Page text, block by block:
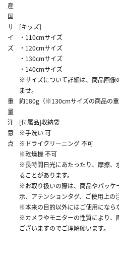
産
国
サ
イ
ズ
[キッズ]
・110cmサイズ
・120cmサイズ
・130cmサイズ
・140cmサイズ
※サイズについて詳細は、商品画像
ませ。
重
量
約180g（※130cmサイズの商品の重
注
意
点
[付属品]収納袋
※手洗い 可
※ドライクリーニング 不可
※乾燥機 不可
※長時間日光にあたったり、摩擦、
ることがあります。
※お取り扱いの際は、商品やパッケ
示、アテンションタグ、ご使用上の
※本来の目的以外にはご使用になら
※カメラやモニターの性質により、
ございますのでご理解願います。